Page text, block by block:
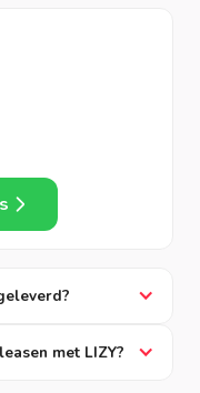
met LIZY?